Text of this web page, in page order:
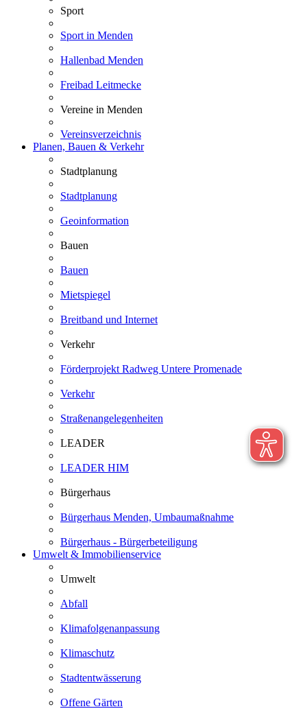
Sport
Sport in Menden
Hallenbad Menden
Freibad Leitmecke
Vereine in Menden
Vereinsverzeichnis
Planen, Bauen & Verkehr
Stadtplanung
Stadtplanung
Geoinformation
Bauen
Bauen
Mietspiegel
Breitband und Internet
Verkehr
Förderprojekt Radweg Untere Promenade
Verkehr
Straßenangelegenheiten
LEADER
LEADER HIM
Bürgerhaus
Bürgerhaus Menden, Umbaumaßnahme
Bürgerhaus - Bürgerbeteiligung
Umwelt & Immobilienservice
Umwelt
Abfall
Klimafolgenanpassung
Klimaschutz
Stadtentwässerung
Offene Gärten